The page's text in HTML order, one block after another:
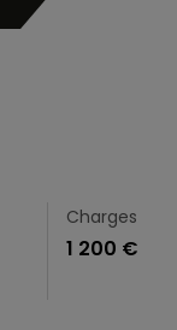
Charges
1 200 €